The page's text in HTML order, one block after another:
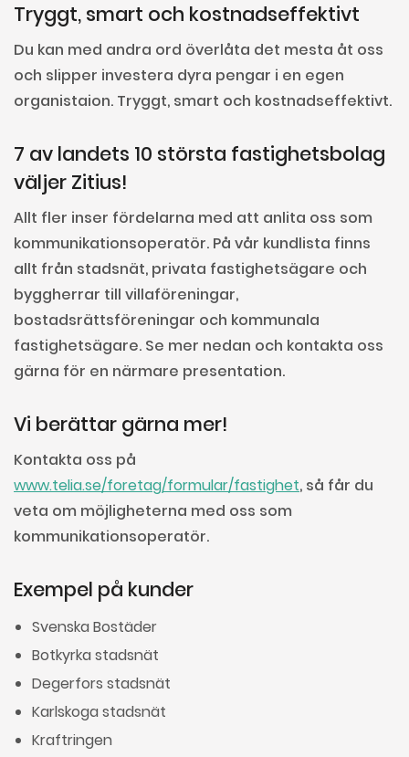
Tryggt, smart och kostnadseffektivt
Du kan med andra ord överlåta det mesta åt oss
och slipper investera dyra pengar i en egen
organistaion. Tryggt, smart och kostnadseffektivt.
7 av landets 10 största fastighetsbolag
väljer Zitius!
Allt fler inser fördelarna med att anlita oss som
kommunikationsoperatör. På vår kundlista finns
allt från stadsnät, privata fastighetsägare och
byggherrar till villaföreningar,
bostadsrättsföreningar och kommunala
fastighetsägare. Se mer nedan och kontakta oss
gärna för en närmare presentation.
Vi berättar gärna mer!
Kontakta oss på
www.telia.se/foretag/formular/fastighet, så får du
veta om möjligheterna med oss som
kommunikationsoperatör.
Exempel på kunder
Svenska Bostäder
Botkyrka stadsnät
Degerfors stadsnät
Karlskoga stadsnät
Kraftringen